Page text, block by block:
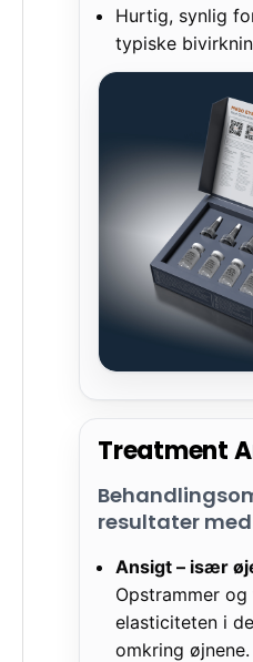
Hurtig, synlig
typiske
Treatment
resultater med
Ansigt – især
Opstrammer
elasticiteten i
omkring øjnene.